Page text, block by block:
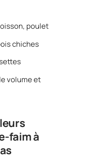
poulet
chiches
volume et
faim à